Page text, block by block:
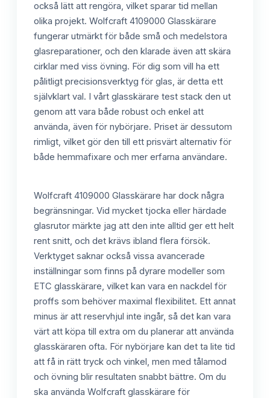
också lätt att rengöra, vilket sparar tid mellan
olika projekt. Wolfcraft 4109000 Glasskärare
fungerar utmärkt för både små och medelstora
glasreparationer, och den klarade även att skära
cirklar med viss övning. För dig som vill ha ett
pålitligt precisionsverktyg för glas, är detta ett
självklart val. I vårt glasskärare test stack den ut
genom att vara både robust och enkel att
använda, även för nybörjare. Priset är dessutom
rimligt, vilket gör den till ett prisvärt alternativ för
både hemmafixare och mer erfarna användare.
Wolfcraft 4109000 Glasskärare har dock några
begränsningar. Vid mycket tjocka eller härdade
glasrutor märkte jag att den inte alltid ger ett helt
rent snitt, och det krävs ibland flera försök.
Verktyget saknar också vissa avancerade
inställningar som finns på dyrare modeller som
ETC glasskärare, vilket kan vara en nackdel för
proffs som behöver maximal flexibilitet. Ett annat
minus är att reservhjul inte ingår, så det kan vara
värt att köpa till extra om du planerar att använda
glasskäraren ofta. För nybörjare kan det ta lite tid
att få in rätt tryck och vinkel, men med tålamod
och övning blir resultaten snabbt bättre. Om du
ska använda Wolfcraft glasskärare för